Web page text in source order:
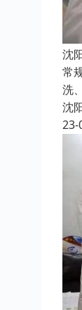
沈
常
洗
沈
23-